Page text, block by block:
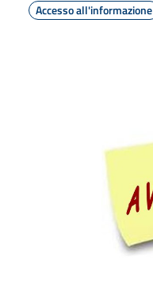
Accesso all'informazione